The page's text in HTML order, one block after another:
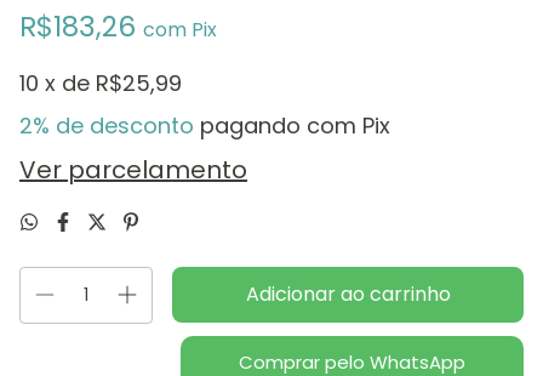
R$183,26 com Pix
10 x de R$25,99
2% de desconto pagando com Pix
Ver parcelamento
Comprar pelo WhatsApp